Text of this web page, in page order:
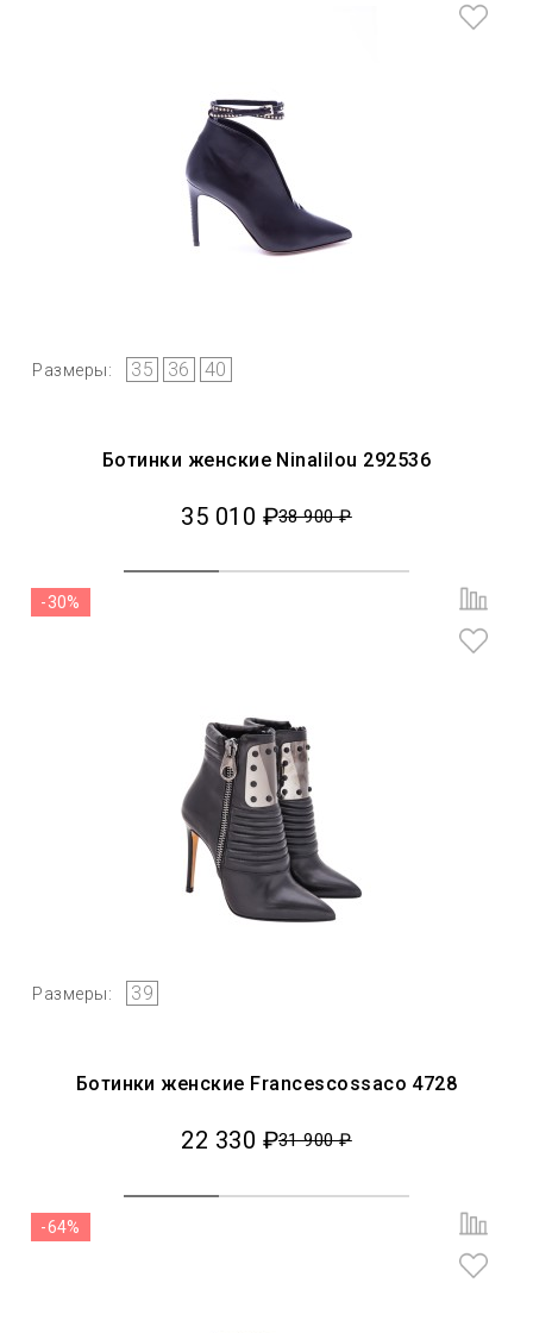
Размеры: 35 36 40
Ботинки женские Ninalilou 292536
35 010 ₽38 900 ₽
Размеры: 39
-30%
Ботинки женские Francescossaco 4728
22 330 ₽31 900 ₽
-64%